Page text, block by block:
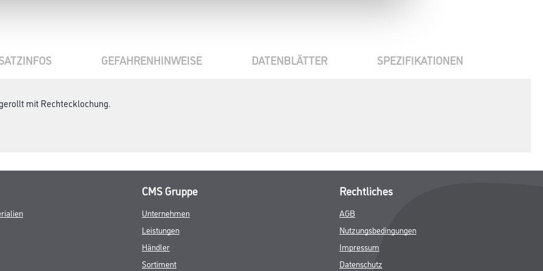
GEFAHRENHINWEISE DATENBLÄTTER SPEZIFIKATIONEN
mit Rechtecklochung.
CMS Gruppe
Unternehmen
Leistungen
Händler
Sortiment
Rechtliches
AGB
Nutzungsbedingungen
Impressum
Datenschutz